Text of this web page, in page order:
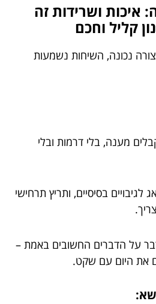
איכות ושרידות זה
קליל וחכם
נכונה, השיחות נשמעות
מענה, בלי דרמות ובלי
לגיבויים בסיסיים, ותריץ תרחישי
על הדברים החשובים באמת –
את היום עם שקט.